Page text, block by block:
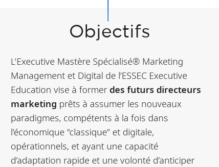
Objectifs
L'Executive Mastère Spécialisé® Marketing
Management et Digital de l’ESSEC Executive
Education vise à former des futurs directeurs
marketing prêts à assumer les nouveaux
paradigmes, compétents à la fois dans
l’économique “classique” et digitale,
opérationnels, et ayant une capacité
d’adaptation rapide et une volonté d’anticiper